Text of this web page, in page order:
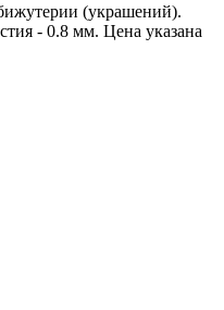
(украшений).
- 0.8 мм. Цена указана